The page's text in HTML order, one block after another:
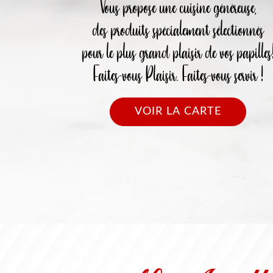
Vous propose une cuisine généreuse,
des produits spécialement sélectionnés
pour le plus grand plaisir de vos
Faites-vous Plaisir. Faites-vous servir !
VOIR LA CARTE